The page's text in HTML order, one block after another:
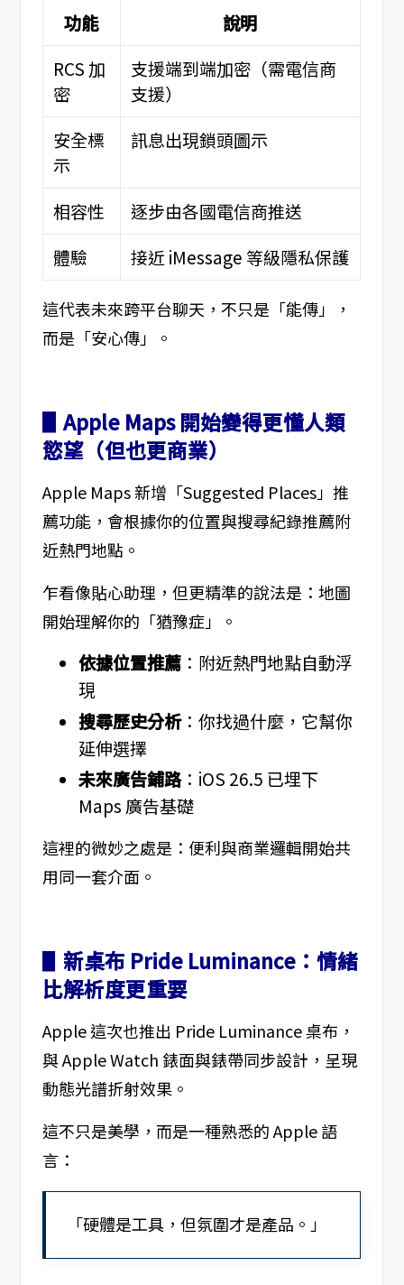
功能
說明
RCS 加
密
支援端到端加密（需電信商
支援）
安全標
示
訊息出現鎖頭圖示
相容性
逐步由各國電信商推送
體驗
接近 iMessage 等級隱私保護
這代表未來跨平台聊天，不只是「能傳」，
而是「安心傳」。
▋Apple Maps 開始變得更懂人類
慾望（但也更商業）
Apple Maps 新增「Suggested Places」推
薦功能，會根據你的位置與搜尋紀錄推薦附
近熱門地點。
乍看像貼心助理，但更精準的說法是：地圖
開始理解你的「猶豫症」。
依據位置推薦：附近熱門地點自動浮
現
搜尋歷史分析：你找過什麼，它幫你
延伸選擇
未來廣告鋪路：iOS 26.5 已埋下
Maps 廣告基礎
這裡的微妙之處是：便利與商業邏輯開始共
用同一套介面。
▋ 新桌布 Pride Luminance：情緒
比解析度更重要
Apple 這次也推出 Pride Luminance 桌布，
與 Apple Watch 錶面與錶帶同步設計，呈現
動態光譜折射效果。
這不只是美學，而是一種熟悉的 Apple 語
言：
「硬體是工具，但氛圍才是產品。」